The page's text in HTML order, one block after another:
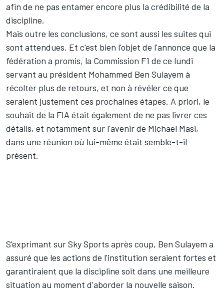
afin de ne pas entamer encore plus la crédibilité de la
discipline.
Mais outre les conclusions, ce sont aussi les suites qui
sont attendues. Et c'est bien l'objet de l'annonce que la
fédération a promis, la Commission F1 de ce lundi
servant au président Mohammed Ben Sulayem à
récolter plus de retours, et non à révéler ce que
seraient justement ces prochaines étapes. A priori, le
souhait de la FIA était également de ne pas livrer ces
détails, et notamment sur l'avenir de Michael Masi,
dans une réunion où lui-même était semble-t-il
présent.
S'exprimant sur Sky Sports après coup, Ben Sulayem a
assuré que les actions de l'institution seraient fortes et
garantiraient que la discipline soit dans une meilleure
situation au moment d'aborder la nouvelle saison.